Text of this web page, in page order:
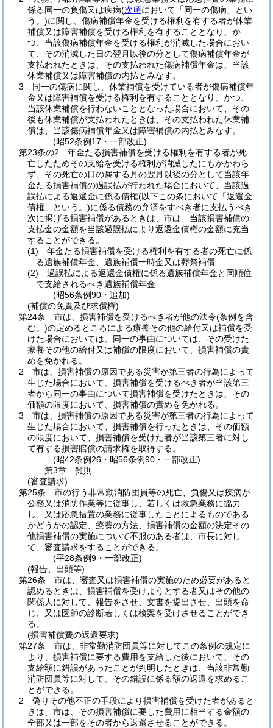
係る同一の負傷又は疾病(次項において「同一の傷病」とい
う。)に関し、傷病補償年金を受ける権利を有する者が休業
補償又は障害補償を受ける権利を有することとなり、か
つ、当該傷病補償年金を受ける権利が消滅した場合におい
て、その消滅した日の翌月以後の分として傷病補償年金が
支払われたときは、その支払われた傷病補償年金は、当該
休業補償又は障害補償の内払とみなす。
3
同一の傷病に関し、休業補償を受けている者が傷病補償年
金又は障害補償を受ける権利を有することとなり、かつ、
当該休業補償を行わないこととなった場合において、その
後も休業補償が支払われたときは、その支払われた休業補
償は、当該傷病補償年金又は障害補償の内払とみなす。
(昭52条例17・一部改正)
第23条の2
年金たる損害補償を受ける権利を有する者が死
亡したためその支給を受ける権利が消滅したにもかかわら
ず、その死亡の日の属する月の翌月以後の分として当該年
金たる損害補償の過誤払が行われた場合において、当該過
誤払による返還金に係る債権(以下この条において「返還金
債権」という。)に係る債務の弁済をすべき者に支払うべき
次に掲げる損害補償があるときは、市は、当該損害補償の
支払金の金額を当該過誤払により返還金債権の金額に充当
することができる。
(1)
年金たる損害補償を受ける権利を有する者の死亡に係
る遺族補償年金、遺族補償一時金又は葬祭補償
(2)
過誤払による返還金債権に係る遺族補償年金と同順位
で支給されるべき遺族補償年金
(昭56条例90・追加)
(補償の免責及び求償権)
第24条
市は、損害補償を受けるべき者が他の法令(条例を含
む。)の定めるところによる療養その他の給付又は補償を受
けた場合においては、同一の事由については、その受けた
療養その他の給付又は補償の限度において、損害補償の責
めを免かれる。
2
市は、損害補償の原因である災害が第三者の行為によって
生じた場合において、損害補償を受けるべき者が当該第三
者から同一の事由について損害補償を受けたときは、その
価額の限度において、損害補償の責めを免かれる。
3
市は、損害補償の原因である災害が第三者の行為によって
生じた場合において、損害補償を行ったときは、その価額
の限度において、損害補償を受けた者が当該第三者に対し
て有する損害賠償の請求権を取得する。
(昭42条例26・昭56条例90・一部改正)
第3章
雑則
(審査請求)
第25条
市の行う非常勤消防団員等の死亡、負傷又は疾病が
公務又は消防作業等に従事し、若しくは救急業務に協力
し、又は応急措置の業務に従事したことによるものである
かどうかの認定、療養の方法、損害補償の金額の決定その
他損害補償の実施について不服のある者は、市長に対し
て、審査請求をすることができる。
(平28条例9・一部改正)
(報告、出頭等)
第26条
市は、審査又は損害補償の実施のため必要があると
認めるときは、損害補償を受けようとする者又はその他の
関係人に対して、報告をさせ、文書を提出させ、出頭を命
じ、又は医師の診断若しくは検案を受けさせることができ
る。
(損害補償費の返還要求)
第27条
市は、非常勤消防団員等に対してこの条例の規定に
より、損害補償に要する費用を支給した後において、その
支給額に錯誤があったことが判明したときは、当該非常勤
消防団員等に対して、その錯誤に係る額の返還を求めるこ
とができる。
2
偽りその他不正の手段により損害補償を受けた者があると
きは、市は、その損害補償に要した費用に相当する金額の
全部又は一部をその者から返還させることができる。